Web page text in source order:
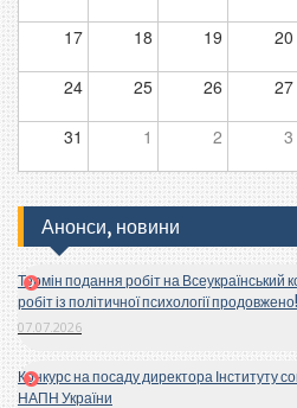
17 18 19 20
24 25 26 27
31 1 2 3
Анонси, новини
Термін подання робіт на Всеукраїнський
робіт із політичної психології продовжено!
07.07.2026
Конкурс на посаду директора Інституту
НАПН України